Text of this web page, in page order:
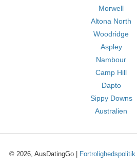
Morwell
Altona North
Woodridge
Aspley
Nambour
Camp Hill
Dapto
Sippy Downs
Australien
© 2026, AusDatingGo | Fortrolighedspolitik